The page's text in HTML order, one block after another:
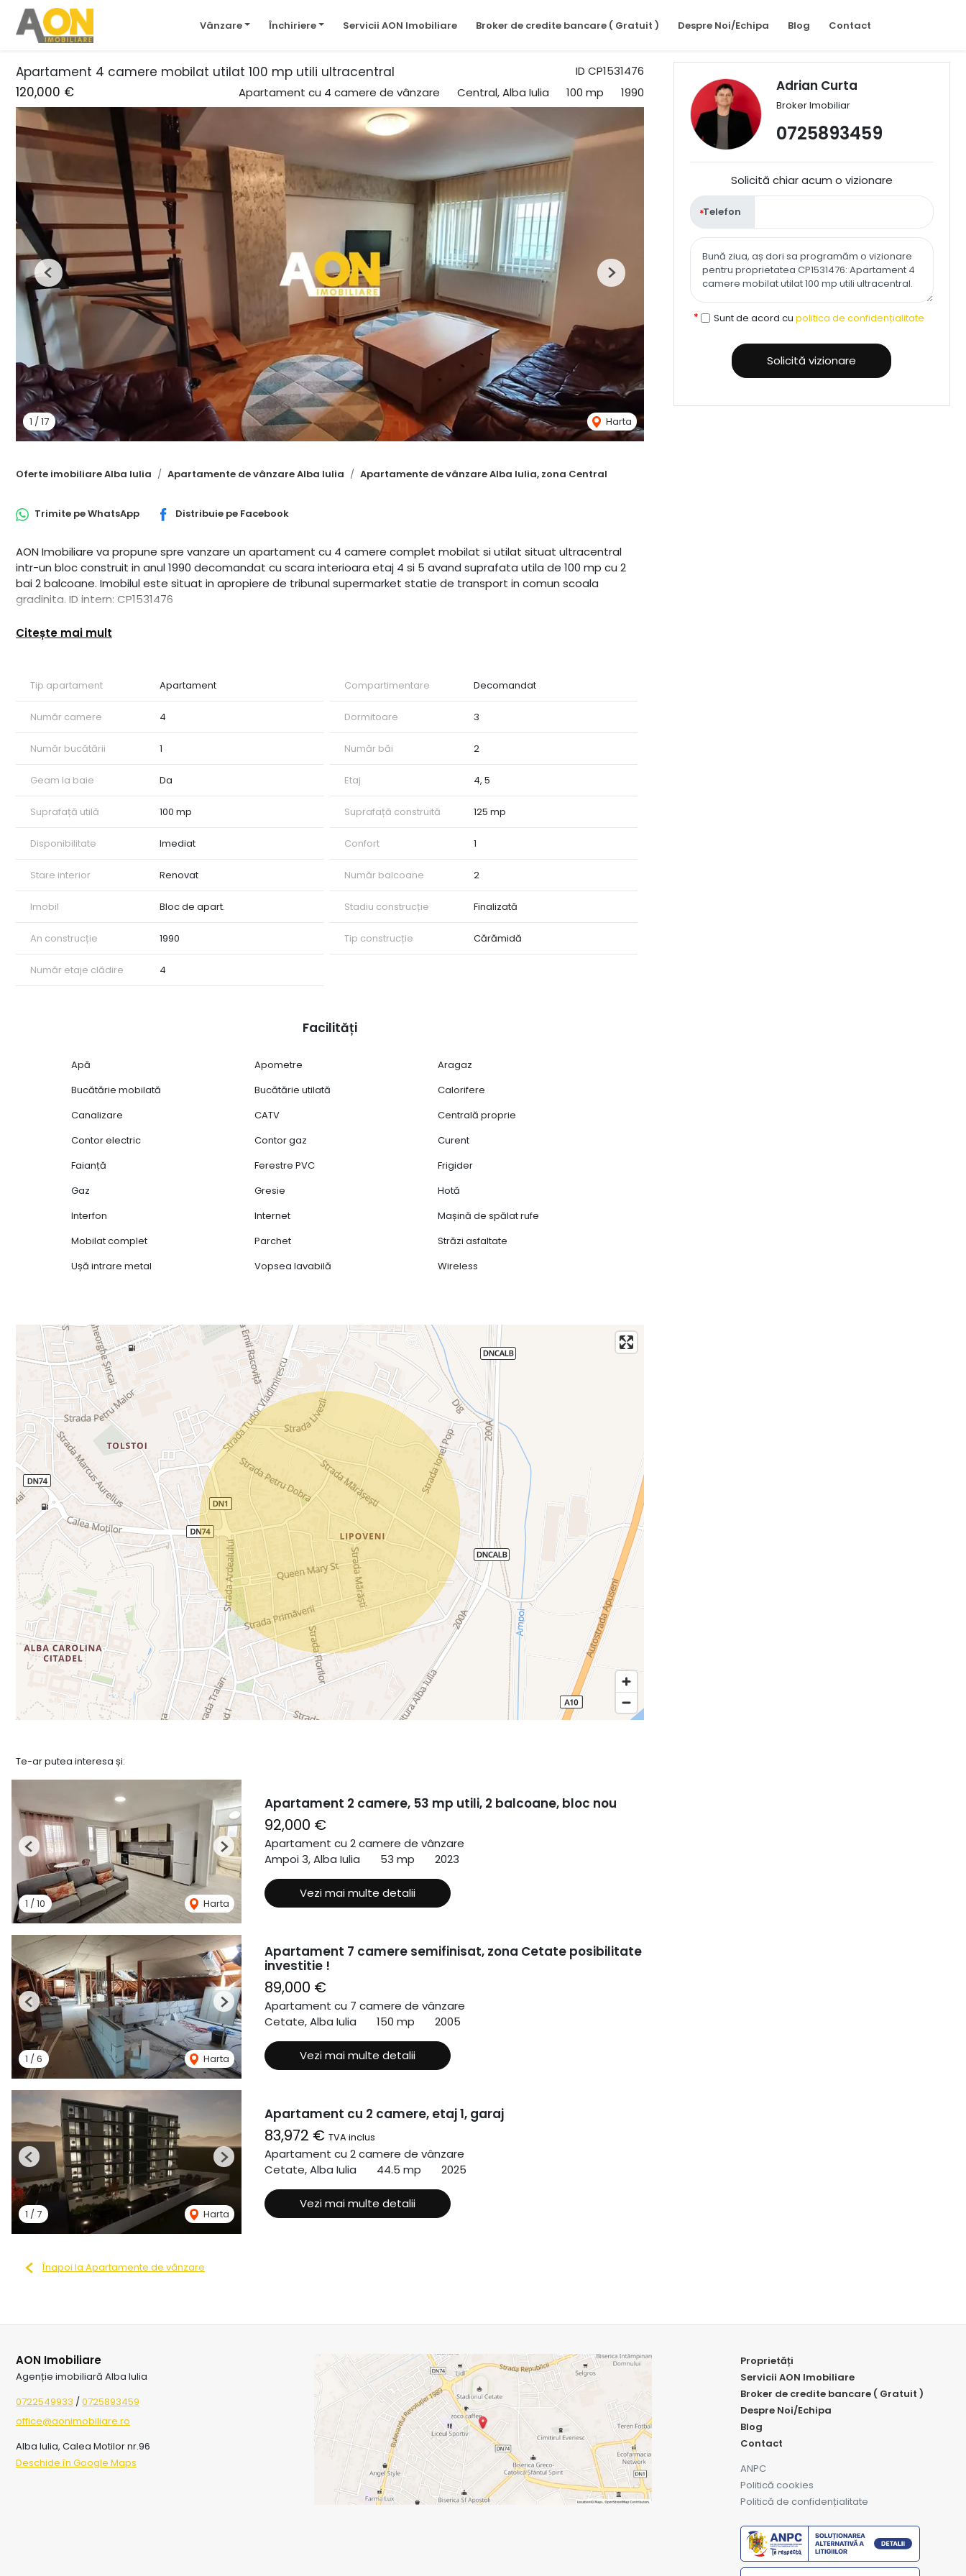
Vânzare Închiriere Servicii AON Imobiliare Broker de credite bancare ( Gratuit ) Despre Noi/Echipa Blog Contact
ID CP1531476
Apartament 4 camere mobilat utilat 100 mp utili ultracentral
120,000 €
Apartament cu 4 camere de vânzare Central, Alba Iulia 100 mp 1990
1 / 17 Harta
Previous Next
Oferte imobiliare Alba Iulia Apartamente de vânzare Alba Iulia Apartamente de vânzare Alba Iulia, zona Central
Trimite peWhatsApp Distribuie pe Facebook
AON Imobiliare va propune spre vanzare un apartament cu 4 camere complet mobilat si utilat situat ultracentral
intr-un bloc construit in anul 1990 decomandat cu scara interioara etaj 4 si 5 avand suprafata utila de 100 mp cu 2
bai 2 balcoane. Imobilul este situat in apropiere de tribunal supermarket statie de transport in comun scoala
gradinita. ID intern: CP1531476
Citește mai mult
Tip apartament Apartament Compartimentare Decomandat
Număr camere 4 Dormitoare 3
Număr bucătării 1 Număr băi 2
Geam la baie Da Etaj 4, 5
Suprafață utilă 100 mp Suprafață construită 125 mp
Disponibilitate Imediat Confort 1
Stare interior Renovat Număr balcoane 2
Imobil Bloc de apart. Stadiu construcție Finalizată
An construcție 1990 Tip construcție Cărămidă
Număr etaje clădire 4
Facilități
Apă Apometre
Aragaz
Bucătărie mobilată
Bucătărie utilată
Calorifere
Canalizare
CATV
Centrală proprie
Contor electric
Contor gaz
Curent
Faianță
Ferestre PVC
Frigider
Gaz
Gresie
Hotă
Interfon
Internet
Mașină de spălat rufe
Mobilat complet
Parchet
Străzi asfaltate
Ușă intrare metal
Vopsea lavabilă Wireless
Adrian Curta
Broker Imobiliar
0725893459
Solicită chiar acum o vizionare
Telefon
Sunt de acord cu politica de confidențialitate
Solicită vizionare
Te-ar putea interesa și:
1 /10 Harta
Previous Next
Apartament 2 camere, 53 mp utili, 2 balcoane, bloc nou
92,000 €
Apartament cu 2 camere de vânzare
Ampoi 3, Alba Iulia
53 mp 2023
Vezi mai multe detalii
1 /6 Harta
Previous Next
Apartament 7 camere semifinisat, zona Cetate posibilitate
investitie !
89,000 €
Apartament cu 7 camere de vânzare
Cetate, Alba Iulia
150 mp 2005
Vezi mai multe detalii
1 /7 Harta
Previous Next
Apartament cu 2 camere, etaj 1, garaj
83,972 € TVA inclus
Apartament cu 2 camere de vânzare
Cetate, Alba Iulia
44.5 mp 2025
Vezi mai multe detalii
Înapoi la Apartamente de vânzare
AON Imobiliare
Agenție imobiliară Alba Iulia
0722549933 /0725893459
office@aonimobiliare.ro
Alba Iulia, Calea Motilor nr.96
Deschide în Google Maps
Proprietăți
Servicii AON Imobiliare
Broker de credite bancare ( Gratuit )
Despre Noi/Echipa
Blog
Contact
ANPC
Politică cookies
Politică de confidențialitate